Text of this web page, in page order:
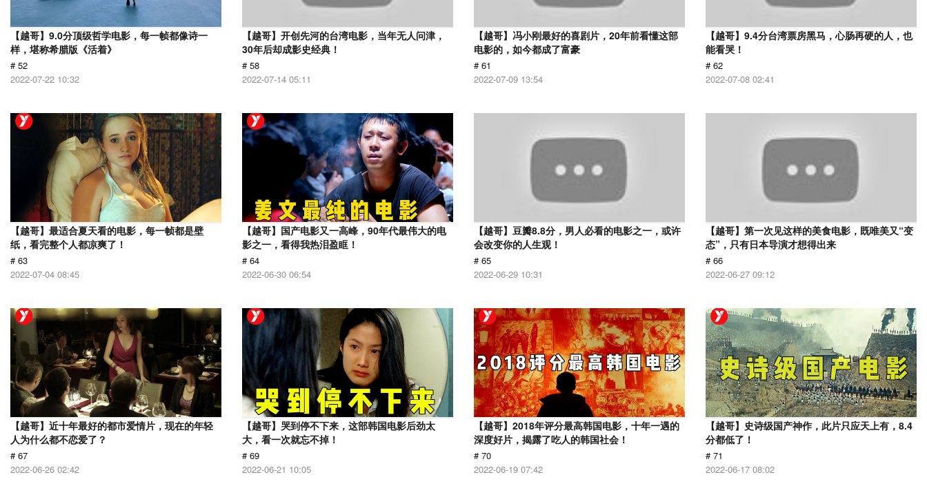
【越哥】9.0分顶级哲学电影，每一帧都像诗一
样，堪称希腊版《活着》
# 52
2022-07-22 10:32
【越哥】开创先河的台湾电影，当年无人问津，
30年后却成影史经典！
# 58
2022-07-14 05:11
【越哥】冯小刚最好的喜剧片，20年前看懂这部
电影的，如今都成了富豪
# 61
2022-07-09 13:54
【越哥】9.4分台湾票房黑马，心肠再硬的人，也
能看哭！
# 62
2022-07-08 02:41
【越哥】最适合夏天看的电影，每一帧都是壁
纸，看完整个人都凉爽了！
# 63
2022-07-04 08:45
【越哥】国产电影又一高峰，90年代最伟大的电
影之一，看得我热泪盈眶！
# 64
2022-06-30 06:54
【越哥】豆瓣8.8分，男人必看的电影之一，或许
会改变你的人生观！
# 65
2022-06-29 10:31
【越哥】第一次见这样的美食电影，既唯美又“变
态”，只有日本导演才想得出来
# 66
2022-06-27 09:12
【越哥】近十年最好的都市爱情片，现在的年轻
人为什么都不恋爱了？
# 67
2022-06-26 02:42
【越哥】哭到停不下来，这部韩国电影后劲太
大，看一次就忘不掉！
# 69
2022-06-21 10:05
【越哥】2018年评分最高韩国电影，十年一遇的
深度好片，揭露了吃人的韩国社会！
# 70
2022-06-19 07:42
【越哥】史诗级国产神作，此片只应天上有，8.4
分都低了！
# 71
2022-06-17 08:02